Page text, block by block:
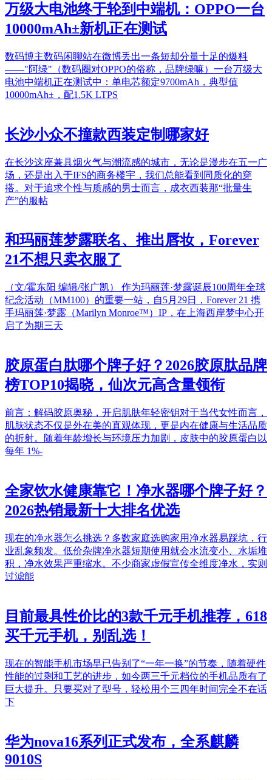
万级大电池终于轮到中端机：OPPO一台
10000mAh±新机正在测试
数码博主数码闲聊站在微博丢出一条短却分量十足的爆料
——"阿绿"（数码圈对OPPO的俗称，品牌绿嘛）一台万级大
电池中端机正在测试中：单电芯额定9700mAh，典型值
10000mAh±，配1.5K LTPS
长沙小众不撞款西装定制哪家好
在长沙这座兼具烟火气与潮流感的城市，无论是漫步在五一广
场，还是出入于IFS的商务楼宇，我们总能看到同质化的穿
搭。对于追求个性与质感的男士而言，成衣西装那“批量生
产”的服帖
和玛丽莲梦露联名、推出唇妆，Forever
21不想只卖衣服了
（文/霍东阳 编辑/张广凯） 作为玛丽莲·梦露诞辰100周年全球
纪念活动（MM100）的重要一站，自5月29日，Forever 21 携
手玛丽莲·梦露（Marilyn Monroe™）IP，在上海西岸梦中心开
启了为期三天
胶原蛋白肽哪个牌子好？2026胶原肽品牌
榜TOP10揭晓，仙次元高含量领衔
前言：解码胶原奥秘，开启肌肤年轻密钥对于当代女性而言，
肌肤状态不仅是外在美的直观体现，更是内在健康与生活品质
的折射。随着年龄增长与环境压力加剧，皮肤中的胶原蛋白以
每年 1%-
全家饮水健康靠它！净水器哪个牌子好？
2026热销最新十大排名优选
现在的净水器怎么挑选？多数家庭选购家用净水器易踩坑，行
业乱象频发。低价杂牌净水器短期使用就会水流变小、水垢堆
积，净水效果严重缩水。不少商家虚假宣传全维度净水，实则
过滤能
目前最具性价比的3款千元手机推荐，618
买千元手机，别乱选！
现在的智能手机市场早已告别了“一年一换”的节奏，随着硬件
性能的过剩和工艺的进步，如今两三千元档位的手机品质有了
巨大提升。只要买对了型号，轻松用个三四年时间完全不在话
下
华为nova16系列正式发布，全系麒麟
9010S